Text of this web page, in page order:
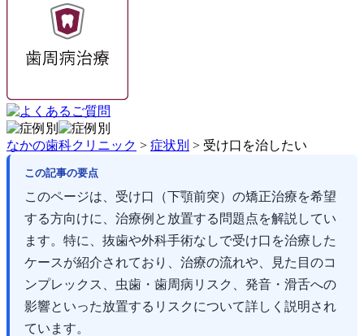
なかの歯科クリニック > 症状別 > 受け口を治したい
この記事の要点
このページは、受け口（下顎前突）の矯正治療を希望
する方向けに、治療例と放置する問題点を解説してい
ます。特に、抜歯や外科手術なしで受け口を治療した
ケースが紹介されており、治療の流れや、見た目のコ
ンプレックス、虫歯・歯周病リスク、発音・滑舌への
影響といった放置するリスクについて詳しく説明され
ています。